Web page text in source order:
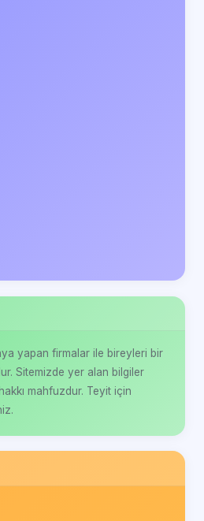
yapan firmalar ile bireyleri bir
Sitemizde yer alan bilgiler
mahfuzdur. Teyit için